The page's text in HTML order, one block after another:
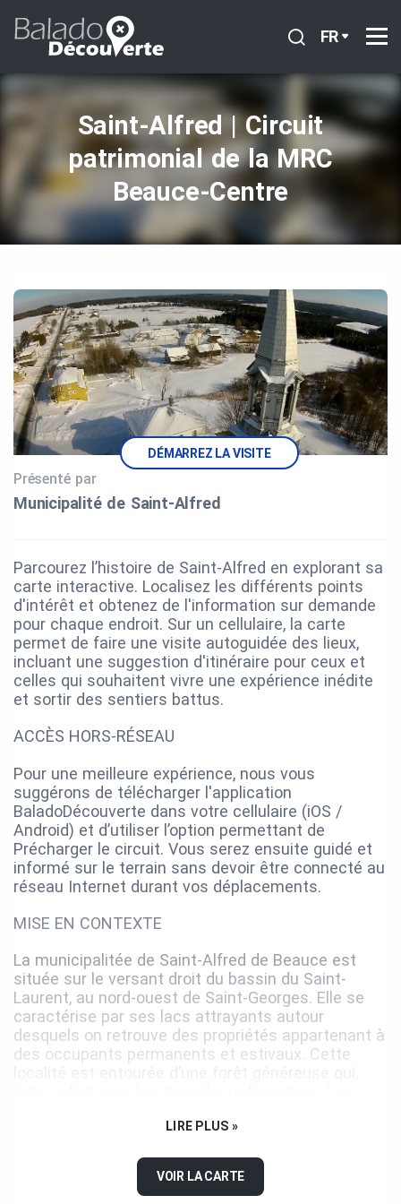
FR
Saint‑Alfred | Circuit
patrimonial de la MRC
Beauce‑Centre
DÉMARREZ LA VISITE
Présenté par
Municipalité de Saint‑Alfred
Parcourez l’histoire de Saint-Alfred en explorant sa
carte interactive. Localisez les différents points
d'intérêt et obtenez de l'information sur demande
pour chaque endroit. Sur un cellulaire, la carte
permet de faire une visite autoguidée des lieux,
incluant une suggestion d'itinéraire pour ceux et
celles qui souhaitent vivre une expérience inédite
et sortir des sentiers battus.
ACCÈS HORS-RÉSEAU
Pour une meilleure expérience, nous vous
suggérons de télécharger l'application
BaladoDécouverte dans votre cellulaire (iOS /
Android) et d’utiliser l’option permettant de
Précharger le circuit. Vous serez ensuite guidé et
informé sur le terrain sans devoir être connecté au
réseau Internet durant vos déplacements.
MISE EN CONTEXTE
La municipalitée de Saint-Alfred de Beauce est
située sur le versant droit du bassin du Saint-
Laurent, au nord-ouest de Saint-Georges. Elle se
caractérise par ses lacs attrayants autour
desquels on retrouve des propriétés appartenant à
des occupants permanents et estivaux. Cette
présence de plans d’eau ainsi que d’un couvert
La paroisse de Saint-Alfred a été fondée en 1926.
LIRE PLUS »
VOIR LA CARTE